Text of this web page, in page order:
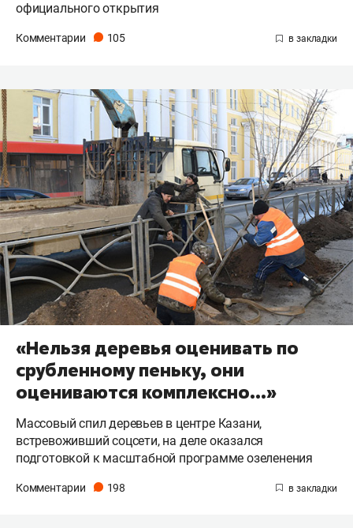
официального открытия
Комментарии 105
«Нельзя деревья оценивать по
срубленному пеньку, они
оцениваются комплексно…»
Массовый спил деревьев в центре Казани,
встревоживший соцсети, на деле оказался
подготовкой к масштабной программе озеленения
Комментарии 198